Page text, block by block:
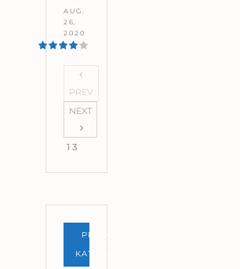
AUG.
26,
2020
PREV
NEXT
1 3
PRODUKT-
KATEGORIEN